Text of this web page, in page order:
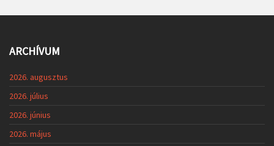
ARCHÍVUM
2026. augusztus
2026. július
2026. június
2026. május